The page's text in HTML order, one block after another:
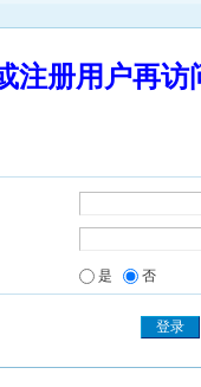
注册用户再
是 否